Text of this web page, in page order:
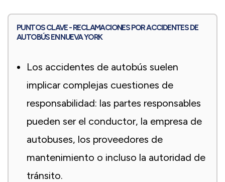
PUNTOS CLAVE - RECLAMACIONES POR ACCIDENTES DE
AUTOBÚS EN NUEVA YORK
Los accidentes de autobús suelen
implicar complejas cuestiones de
responsabilidad: las partes responsables
pueden ser el conductor, la empresa de
autobuses, los proveedores de
mantenimiento o incluso la autoridad de
tránsito.